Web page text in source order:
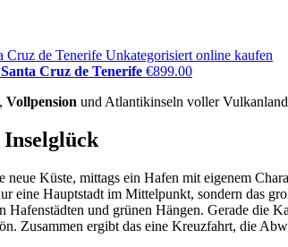
Cruz de Tenerife €899.00
, Vollpension und Atlantikinseln voller
Küste, mittags ein Hafen mit eigenem
eine Hauptstadt im Mittelpunkt, sondern das
und grünen Hängen. Gerade die
Zusammen ergibt das eine Kreuzfahrt, die